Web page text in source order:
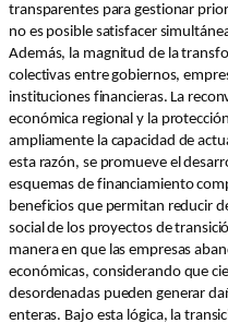
transparentes para gestionar
no es posible satisfacer
Además, la magnitud de la
colectivas entre gobiernos,
instituciones financieras. La
económica regional y la
ampliamente la capacidad de
esta razón, se promueve el
esquemas de financiamiento
beneficios que permitan reducir
social de los proyectos de
manera en que las empresas
económicas, considerando que
desordenadas pueden generar
enteras. Bajo esta lógica, la